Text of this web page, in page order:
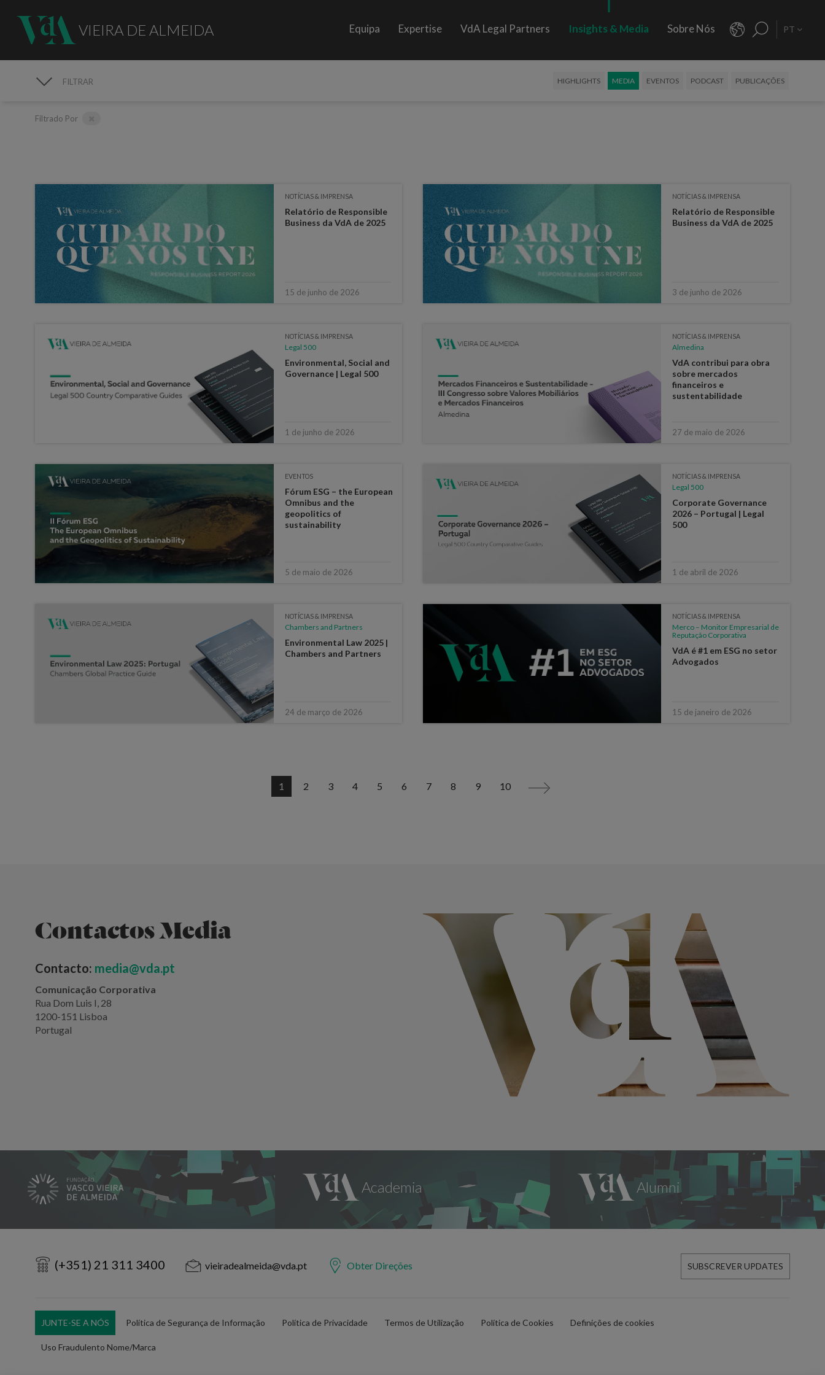
VIEIRA DE ALMEIDA Equipa Expertise VdA Legal Partners Insights & Media Sobre Nós PT
FILTRAR HIGHLIGHTS MEDIA EVENTOS PODCAST PUBLICAÇÕES
Filtrado Por
NOTÍCIAS & IMPRENSA
Relatório de Responsible
Business da VdA de 2025
15 de junho de 2026
NOTÍCIAS & IMPRENSA
Relatório de Responsible
Business da VdA de 2025
3 de junho de 2026
NOTÍCIAS & IMPRENSA
Legal 500
Environmental, Social and
Governance | Legal 500
1 de junho de 2026
NOTÍCIAS & IMPRENSA
Almedina
VdA contribui para obra
sobre mercados
financeiros e
sustentabilidade
27 de maio de 2026
EVENTOS
Fórum ESG – the European
Omnibus and the
geopolitics of
sustainability
5 de maio de 2026
NOTÍCIAS & IMPRENSA
Legal 500
Corporate Governance
2026 – Portugal | Legal
500
1 de abril de 2026
NOTÍCIAS & IMPRENSA
Chambers and Partners
Environmental Law 2025 |
Chambers and Partners
24 de março de 2026
NOTÍCIAS & IMPRENSA
Merco – Monitor Empresarial de
Reputação Corporativa
VdA é #1 em ESG no setor
Advogados
15 de janeiro de 2026
1 2 3 4 5 6 7 8 9 10 >
Contactos Media
Contacto: media@vda.pt
Comunicação Corporativa
Rua Dom Luis I, 28
1200-151 Lisboa
Portugal
(+351) 21 311 3400 vieiradealmeida@vda.pt Obter Direções SUBSCREVER UPDATES
JUNTE-SE A NÓS Política de Segurança de Informação Política de Privacidade Termos de Utilização Política de Cookies Definições de cookies
Uso Fraudulento Nome/Marca